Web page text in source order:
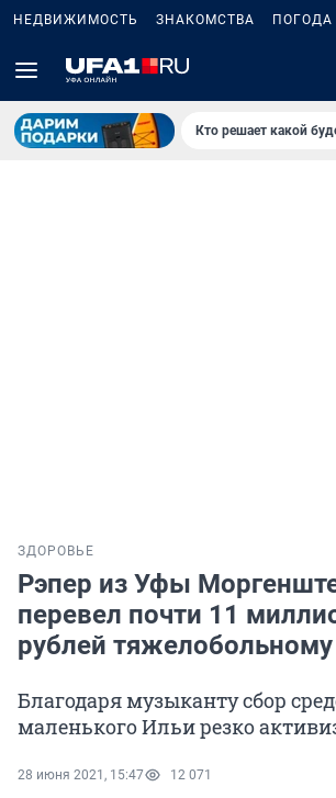
НЕДВИЖИМОСТЬ ЗНАКОМСТВА ПОГОДА
Кто решает какой
ЗДОРОВЬЕ
Рэпер из Уфы
перевел почти 11
рублей
Благодаря музыканту сбор
маленького Ильи резко
28 июня 2021, 15:47 12 071